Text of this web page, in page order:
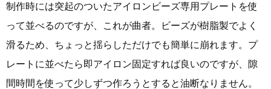
制作時には突起のついたアイロンビーズ専用プレートを使
って並べるのですが、これが曲者。ビーズが樹脂製でよく
滑るため、ちょっと揺らしただけでも簡単に崩れます。プ
レートに並べたら即アイロン固定すれば良いのですが、隙
間時間を使って少しずつ作ろうとすると油断なりません。